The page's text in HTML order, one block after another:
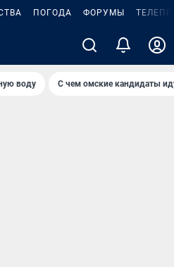
ПОГОДА ФОРУМЫ
воду С чем омские кандидаты